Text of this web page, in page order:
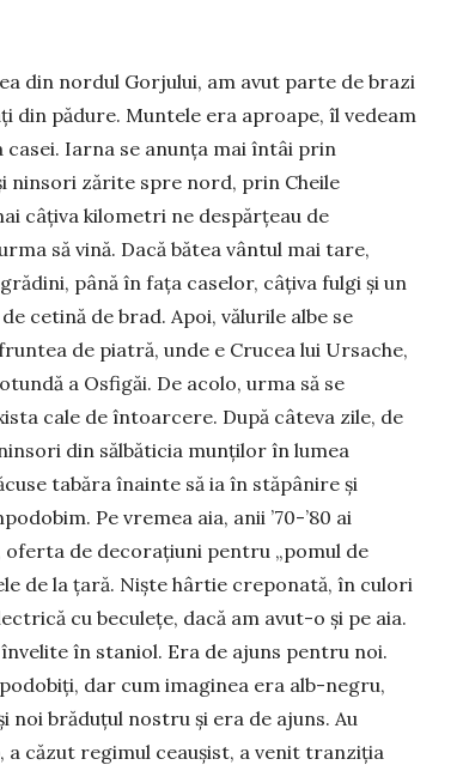
din nordul Gorjului, am avut parte de brazi
din pădure. Muntele era aproape, îl vedeam
Iarna se anunța mai întâi prin
ninsori zărite spre nord, prin Cheile
câțiva kilometri ne despărțeau de
să vină. Dacă bătea vântul mai tare,
până în fața caselor, câțiva fulgi și un
cetină de brad. Apoi, vălurile albe se
de piatră, unde e Crucea lui Ursache,
a Osfigăi. De acolo, urma să se
cale de întoarcere. După câteva zile, de
din sălbăticia munților în lumea
tabăra înainte să ia în stăpânire și
Pe vremea aia, anii ’70-’80 ai
de decorațiuni pentru „pomul de
de la țară. Niște hârtie creponată, în culori
cu beculețe, dacă am avut-o și pe aia.
în staniol. Era de ajuns pentru noi.
dar cum imaginea era alb-negru,
noi brăduțul nostru și era de ajuns. Au
căzut regimul ceaușist, a venit tranziția